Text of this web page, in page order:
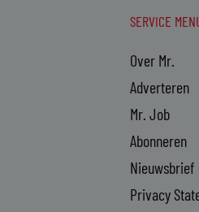
SERVICE
Over Mr.
Adverteren
Mr. Job
Abonneren
Nieuwsbrief
Privacy